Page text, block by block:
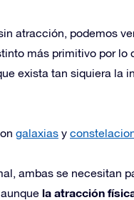
atracción, podemos
más primitivo por lo
exista tan siquiera la
galaxias y
ambas se necesitan
la atracción